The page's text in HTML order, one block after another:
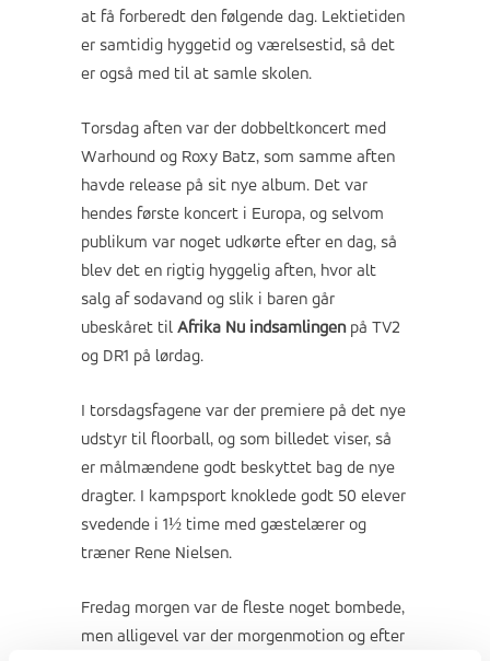
at få forberedt den følgende dag. Lektietiden
er samtidig hyggetid og værelsestid, så det
er også med til at samle skolen.
Torsdag aften var der dobbeltkoncert med
Warhound og Roxy Batz, som samme aften
havde release på sit nye album. Det var
hendes første koncert i Europa, og selvom
publikum var noget udkørte efter en dag, så
blev det en rigtig hyggelig aften, hvor alt
salg af sodavand og slik i baren går
ubeskåret til Afrika Nu indsamlingenpå TV2
og DR1 på lørdag.
I torsdagsfagene var der premiere på det nye
udstyr til floorball, og som billedet viser, så
er målmændene godt beskyttet bag de nye
dragter. I kampsport knoklede godt 50 elever
svedende i 1½ time med gæstelærer og
træner Rene Nielsen.
Fredag morgen var de fleste noget bombede,
men alligevel var der morgenmotion og efter